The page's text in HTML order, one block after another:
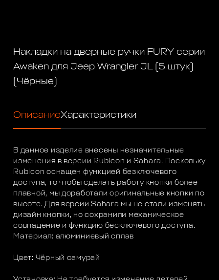
Накладки на дверные ручки FURY серии
Awaken для Jeep Wrangler JL (5 штук)
(Чёрные)
ОписаниеХарактеристики
В данное изделие внесены незначительные
изменения в версии Rubicon и Sahara. Поскольку
Rubicon оснащен функцией безключевого
доступа, то чтобы сделать работу кнопки более
плавной, мы доработали оригинальные кнопки по
высоте. Для версии Sahara мы не стали изменять
дизайн кнопки, но сохранили механическое
совпадение и функцию бесключевого доступа.
Материал: алюминиевый сплав
Цвет: Чёрный самурай